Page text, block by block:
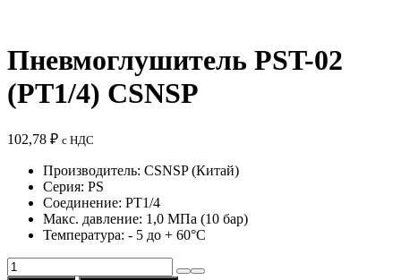
Пневмоглушитель PST-02
(PT1/4) CSNSP
102,78 ₽ с НДС
Производитель: CSNSP (Китай)
Серия: PS
Соединение: РТ1/4
Макс. давление: 1,0 МПа (10 бар)
Температура: - 5 до + 60°C
Количество